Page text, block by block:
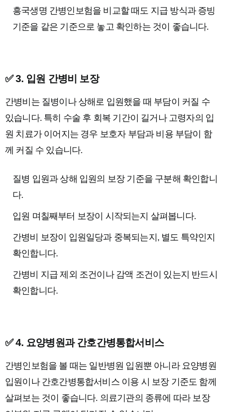
흥국생명 간병인보험을 비교할 때도 지급 방식과 증빙
기준을 같은 기준으로 놓고 확인하는 것이 좋습니다.
✅ 3. 입원 간병비 보장
간병비는 질병이나 상해로 입원했을 때 부담이 커질 수
있습니다. 특히 수술 후 회복 기간이 길거나 고령자의 입
원 치료가 이어지는 경우 보호자 부담과 비용 부담이 함
께 커질 수 있습니다.
질병 입원과 상해 입원의 보장 기준을 구분해 확인합니
다.
입원 며칠째부터 보장이 시작되는지 살펴봅니다.
간병비 보장이 입원일당과 중복되는지, 별도 특약인지
확인합니다.
간병비 지급 제외 조건이나 감액 조건이 있는지 반드시
확인합니다.
✅ 4. 요양병원과 간호간병통합서비스
간병인보험을 볼 때는 일반병원 입원뿐 아니라 요양병원
입원이나 간호간병통합서비스 이용 시 보장 기준도 함께
살펴보는 것이 좋습니다. 의료기관의 종류에 따라 보장